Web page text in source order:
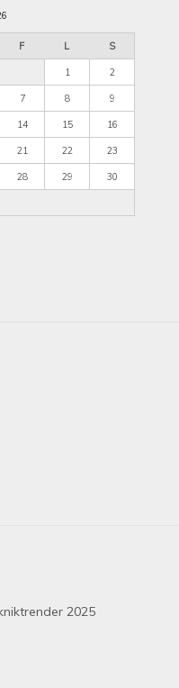
F L S
1 2
7 8 9
14 15 16
21 22 23
28 29 30
2025